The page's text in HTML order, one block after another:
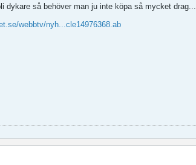
dykare så behöver man ju inte köpa så mycket drag...
webbtv/nyh...cle14976368.ab